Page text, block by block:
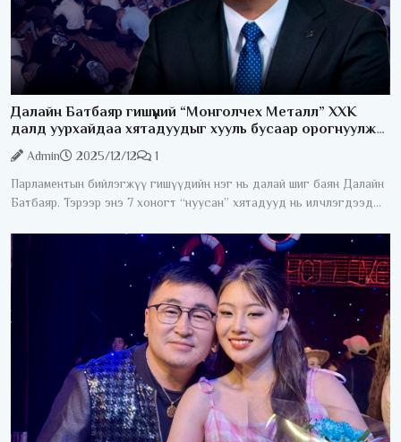
Далайн Батбаяр гишүүний “Монголчех Металл” ХХК
далд уурхайдаа хятадуудыг хууль бусаар орогнуулж
Admin 2025/12/12
1
Парламентын бийлэгжүү гишүүдийн нэг нь далай шиг баян Далайн
Батбаяр. Тэрээр энэ 7 хоногт “нуусан” хятадууд нь илчлэгдээд